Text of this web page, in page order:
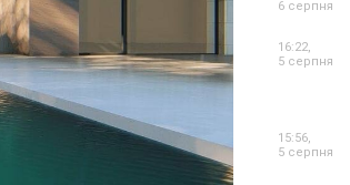
6 серпня
16:22,
5 серпня
15:56,
5 серпня